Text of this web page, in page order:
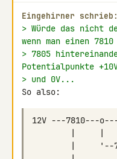
Eingehirner schrieb:
> Würde das nicht
wenn man einen
> 7805
Potentialpunkte
> und 0V...
So also: